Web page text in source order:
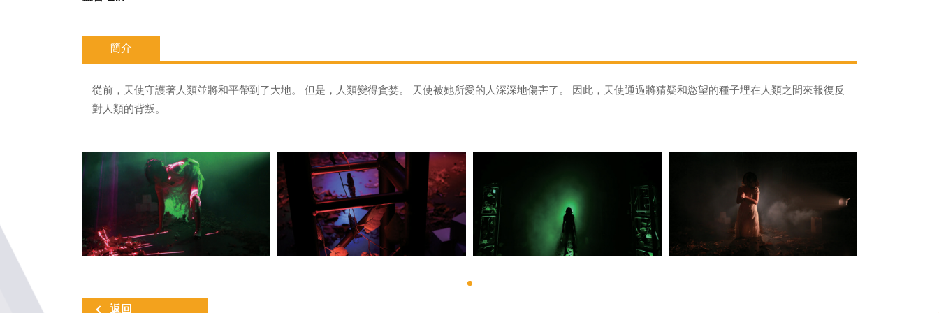
簡介
從前，天使守護著人類並將和平帶到了大地。 但是，人類變得貪婪。 天使被她所愛的人深深地傷害了。 因此，天使通過將猜疑和慾望的種子埋在人類之間來報復反
對人類的背叛。
返回